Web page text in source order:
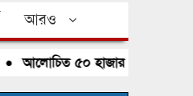
আরও
আলোচিত ৫০ হাজার পিস ইয়াবা